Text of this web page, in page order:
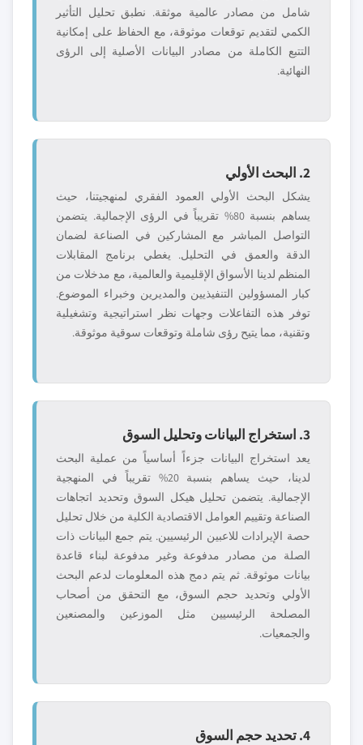
شامل من مصادر عالمية موثقة. نطبق تحليل التأثير
الكمي لتقديم توقعات موثوقة، مع الحفاظ على إمكانية
التتبع الكاملة من مصادر البيانات الأصلية إلى الرؤى
النهائية.
2. البحث الأولي
يشكل البحث الأولي العمود الفقري لمنهجيتنا، حيث
يساهم بنسبة 80% تقريباً في الرؤى الإجمالية. يتضمن
التواصل المباشر مع المشاركين في الصناعة لضمان
الدقة والعمق في التحليل. يغطي برنامج المقابلات
المنظم لدينا الأسواق الإقليمية والعالمية، مع مدخلات من
كبار المسؤولين التنفيذيين والمديرين وخبراء الموضوع.
توفر هذه التفاعلات وجهات نظر استراتيجية وتشغيلية
وتقنية، مما يتيح رؤى شاملة وتوقعات سوقية موثوقة.
3. استخراج البيانات وتحليل السوق
يعد استخراج البيانات جزءاً أساسياً من عملية البحث
لدينا، حيث يساهم بنسبة 20% تقريباً في المنهجية
الإجمالية. يتضمن تحليل هيكل السوق وتحديد اتجاهات
الصناعة وتقييم العوامل الاقتصادية الكلية من خلال تحليل
حصة الإيرادات للاعبين الرئيسيين. يتم جمع البيانات ذات
الصلة من مصادر مدفوعة وغير مدفوعة لبناء قاعدة
بيانات موثوقة. ثم يتم دمج هذه المعلومات لدعم البحث
الأولي وتحديد حجم السوق، مع التحقق من أصحاب
المصلحة الرئيسيين مثل الموزعين والمصنعين
والجمعيات.
4. تحديد حجم السوق